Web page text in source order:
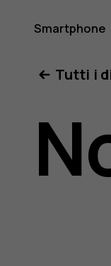
del
Smartphone
Tutti i